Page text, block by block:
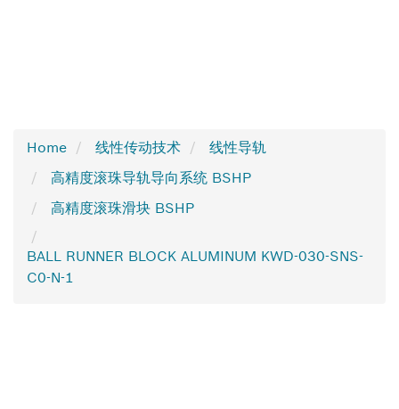
Home 线性传动技术
线性导轨
高精度滚珠导轨导向系统 BSHP
高精度滚珠滑块 BSHP
BALL RUNNER BLOCK ALUMINUM KWD-030-SNS-
C0-N-1